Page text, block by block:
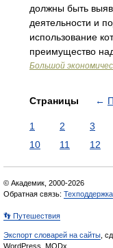
должны быть
деятельности и
использование
преимущество
Большой
Страницы ←
1 2 3
10
11 12
© Академик, 2000-2026
Обратная связь: Техподдержка
👣 Путешествия
Экспорт словарей на сайты ,
WordPress, MODx.